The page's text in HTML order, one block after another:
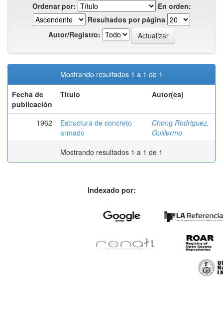
Ordenar por:
En orden:
Resultados por página
Autor/Registro:
Mostrando resultados 1 a 1 de 1
Fecha de
publicación
Título Autor(es)
1962
Estructura de concreto
armado
Chong Rodriguez,
Guillermo
Mostrando resultados 1 a 1 de 1
Indexado por: